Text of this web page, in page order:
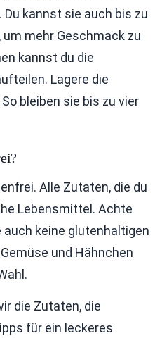
kannst sie auch bis zu
mehr Geschmack zu
kannst du die
Lagere die
bleiben sie bis zu vier
Alle Zutaten, die du
Lebensmittel. Achte
auch keine glutenhaltigen
und Hähnchen
die Zutaten, die
für ein leckeres